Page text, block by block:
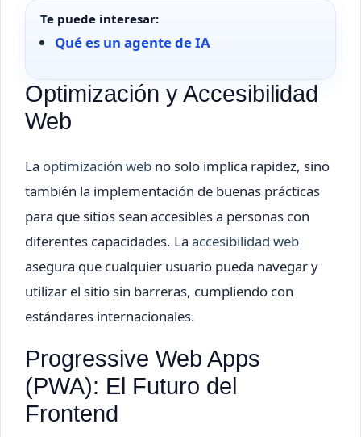
Te puede interesar:
Qué es un agente de IA
Optimización y Accesibilidad
Web
La optimización web no solo implica rapidez, sino
también la implementación de buenas prácticas
para que sitios sean accesibles a personas con
diferentes capacidades. La accesibilidad web
asegura que cualquier usuario pueda navegar y
utilizar el sitio sin barreras, cumpliendo con
estándares internacionales.
Progressive Web Apps
(PWA): El Futuro del
Frontend